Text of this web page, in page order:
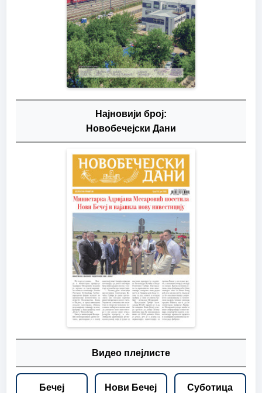
Најновији број:
Новобечејски Дани
Видео плејлисте
Бечеј Нови Бечеј Суботица